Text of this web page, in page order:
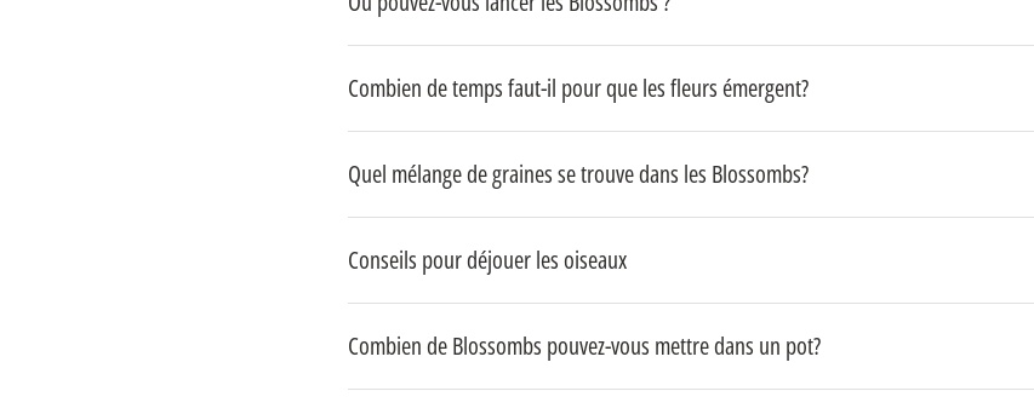
Combien de temps faut-il pour que les fleurs émergent?
Quel mélange de graines se trouve dans les Blossombs?
Conseils pour déjouer les oiseaux
Combien de Blossombs pouvez-vous mettre dans un pot?